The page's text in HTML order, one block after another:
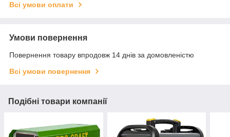
Всі умови оплати
Умови повернення
Повернення товару впродовж 14 днів за домовленістю
Всі умови повернення
Подібні товари компанії